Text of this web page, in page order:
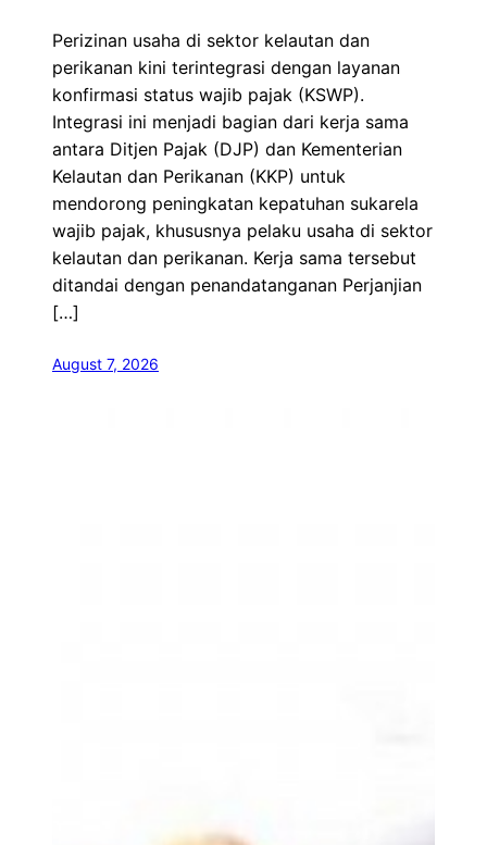
Perizinan usaha di sektor kelautan dan
perikanan kini terintegrasi dengan layanan
konfirmasi status wajib pajak (KSWP).
Integrasi ini menjadi bagian dari kerja sama
antara Ditjen Pajak (DJP) dan Kementerian
Kelautan dan Perikanan (KKP) untuk
mendorong peningkatan kepatuhan sukarela
wajib pajak, khususnya pelaku usaha di sektor
kelautan dan perikanan. Kerja sama tersebut
ditandai dengan penandatanganan Perjanjian
[…]
August 7, 2026